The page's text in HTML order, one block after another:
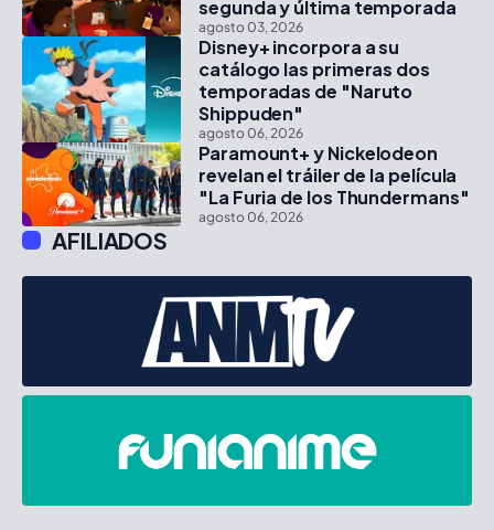
segunda y última temporada
agosto 03, 2026
Disney+ incorpora a su
catálogo las primeras dos
temporadas de "Naruto
Shippuden"
agosto 06, 2026
Paramount+ y Nickelodeon
revelan el tráiler de la película
"La Furia de los Thundermans"
agosto 06, 2026
AFILIADOS